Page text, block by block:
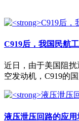
C919后，我国民航
近日，由于美国阻
空发动机，C919的
液压泄压回路的应